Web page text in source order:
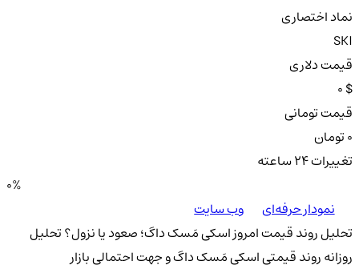
نماد اختصاری
SKI
قیمت دلاری
0 $
قیمت تومانی
تغییرات ۲۴ ساعته
0%
نمودار حرفه‌ای
وب سایت
تحلیل روند قیمت امروز اسکی مَسک داگ؛ صعود یا نزول؟تحلیل
روزانه روند قیمتی اسکی مَسک داگ و جهت احتمالی بازار